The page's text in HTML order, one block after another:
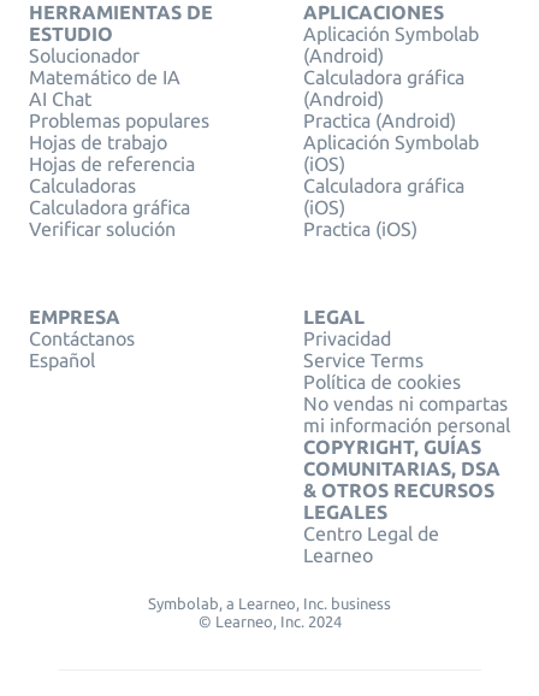
HERRAMIENTAS DE
ESTUDIO
Solucionador
Matemático de IA
AI Chat
Problemas populares
Hojas de trabajo
Hojas de referencia
Calculadoras
Calculadora gráfica
Verificar solución
APLICACIONES
Aplicación Symbolab
(Android)
Calculadora gráfica
(Android)
Practica (Android)
Aplicación Symbolab
(iOS)
Calculadora gráfica
(iOS)
Practica (iOS)
EMPRESA
Contáctanos
Español
LEGAL
Privacidad
Service Terms
Política de cookies
No vendas ni compartas
mi información personal
COPYRIGHT, GUÍAS
COMUNITARIAS, DSA
& OTROS RECURSOS
LEGALES
Centro Legal de
Learneo
Symbolab, a Learneo, Inc. business
© Learneo, Inc. 2024